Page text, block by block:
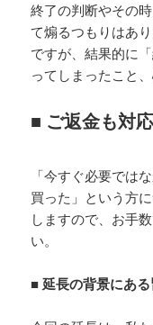
終了の判断やその
て煽るつもりはあり
ですが、結果的に
ってしまったこと
■ ご返金も対
「今すぐ必要では
買った」という方
しますので、お手
い。
■ 延長の背景にあ